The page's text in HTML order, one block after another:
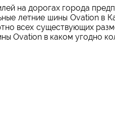
на дорогах города
летние шины Ovation в
всех существующих
Ovation в каком угодно